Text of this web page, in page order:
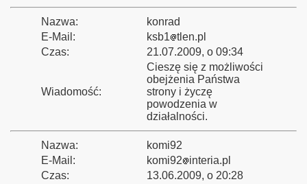
Nazwa:
konrad
E-Mail:
ksb1
tlen.pl
Czas:
21.07.2009, o 09:34
Wiadomość:
Cieszę się z możliwości
obejżenia Państwa
strony i życzę
powodzenia w
działalności.
Nazwa:
komi92
E-Mail:
komi92
interia.pl
Czas:
13.06.2009, o 20:28